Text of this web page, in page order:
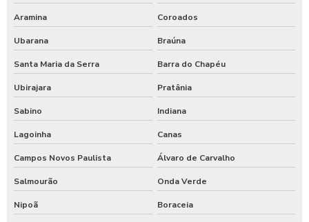
Aramina Coroados
Ubarana Braúna
Santa Maria da Serra Barra do Chapéu
Ubirajara Pratânia
Sabino Indiana
Lagoinha Canas
Campos Novos Paulista Álvaro de Carvalho
Salmourão Onda Verde
Nipoã Boraceia